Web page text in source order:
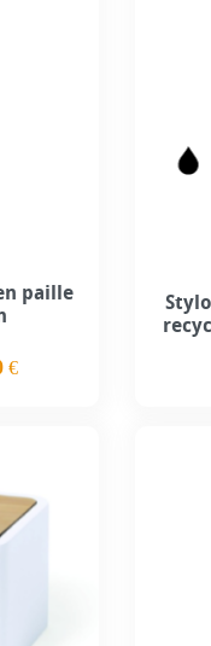
paille
€